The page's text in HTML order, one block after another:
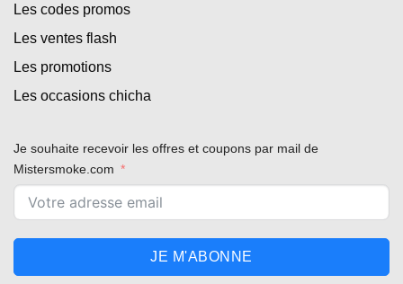
Les codes promos
Les ventes flash
Les promotions
Les occasions chicha
Je souhaite recevoir les offres et coupons par mail de
Mistersmoke.com
JE M'ABONNE